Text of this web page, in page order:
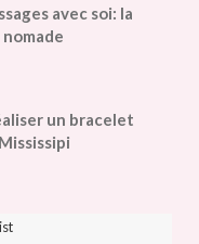
avec soi: la
un bracelet